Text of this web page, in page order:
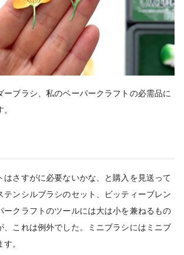
ーブラシ、私のペーパークラフトの必需品に
はさすがに必要ないかな、と購入を見送って
テンシルブラシのセット、ビッティーブレン
ークラフトのツールには大は小を兼ねるもの
、これは例外でした。ミニブラシにはミニブ
。